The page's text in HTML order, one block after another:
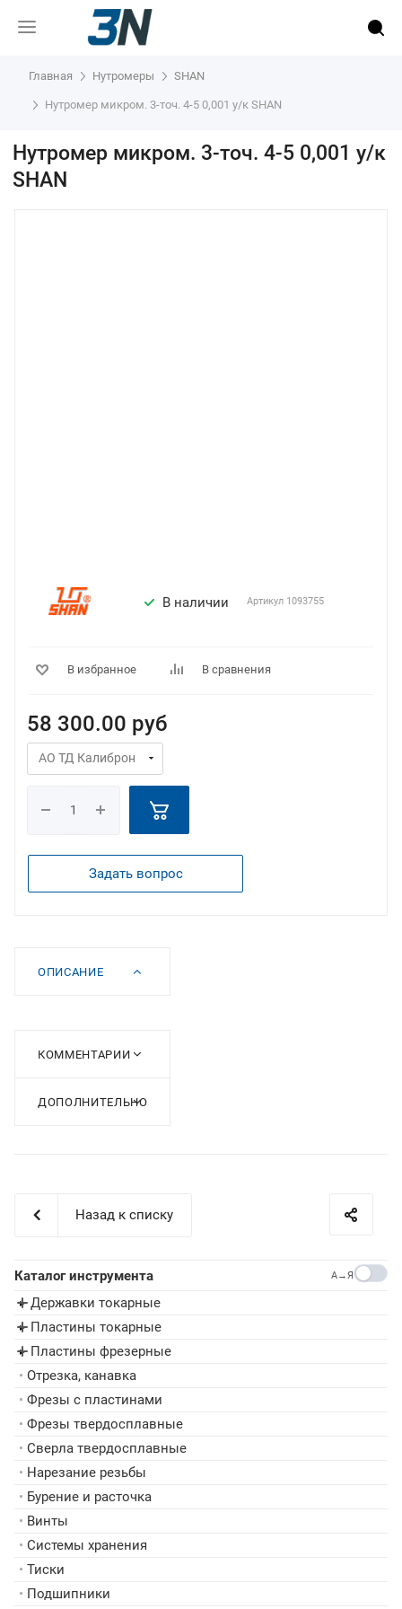
Главная Нутромеры SHAN
Нутромер микром. 3-точ. 4-5 0,001 у/к SHAN
Нутромер микром. 3-точ. 4-5 0,001 у/к
SHAN
В наличии Артикул 1093755
В избранное В сравнения
58 300.00 руб
Задать вопрос
ОПИСАНИЕ
КОММЕНТАРИИ
ДОПОЛНИТЕЛЬНО
Назад к списку
Каталог инструмента A→Я
▸ Державки токарные
▸ Пластины токарные
▸ Пластины фрезерные
• Отрезка, канавка
• Фрезы с пластинами
• Фрезы твердосплавные
• Сверла твердосплавные
• Нарезание резьбы
• Бурение и расточка
• Винты
• Системы хранения
• Тиски
• Подшипники